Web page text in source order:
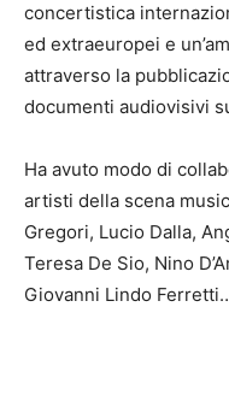
concertistica
ed extraeuropei e
attraverso la
documenti audiovisivi
Ha avuto modo di
artisti della scena
Gregori, Lucio Dalla,
Teresa De Sio, Nino
Giovanni Lindo